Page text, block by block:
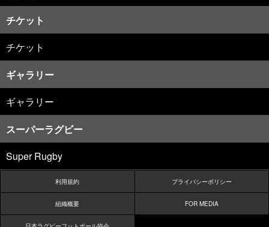
チケット
チケット
ギャラリー
ギャラリー
スーパーラグビー
Super Rugby
利用規約 プライバシーポリシー
組織概要 FOR MEDIA